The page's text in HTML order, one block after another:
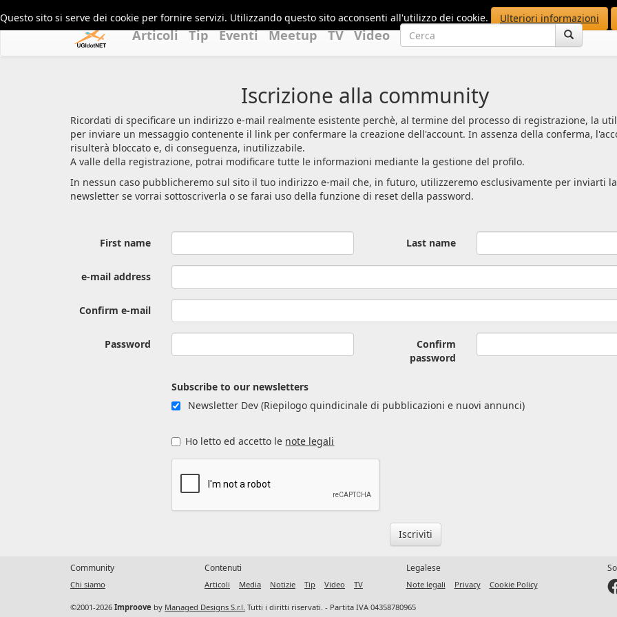
Questo sito si serve dei cookie per fornire servizi. Utilizzando questo sito acconsenti all'utilizzo dei cookie. Ulteriori informazioni
Articoli Tip Eventi Meetup TV Video
Iscrizione alla community
Ricordati di specificare un indirizzo e-mail realmente esistente perchè, al termine del processo di registrazione, la
per inviare un messaggio contenente il link per confermare la creazione dell'account. In assenza della conferma,
risulterà bloccato e, di conseguenza, inutilizzabile.
A valle della registrazione, potrai modificare tutte le informazioni mediante la gestione del profilo.
In nessun caso pubblicheremo sul sito il tuo indirizzo e-mail che, in futuro, utilizzeremo esclusivamente per inviarti
newsletter se vorrai sottoscriverla o se farai uso della funzione di reset della password.
First name Last name
e-mail address
Confirm e-mail
Password
Confirm
password
Subscribe to our newsletters
Newsletter Dev (Riepilogo quindicinale di pubblicazioni e nuovi annunci)
Ho letto ed accetto le note legali
Iscriviti
Community
Chi siamo
Contenuti
Articoli Media Notizie Tip Video TV
Legalese
Note legali Privacy Cookie Policy
©2001-2026 Improove by Managed Designs S.r.l. Tutti i diritti riservati. - Partita IVA 04358780965